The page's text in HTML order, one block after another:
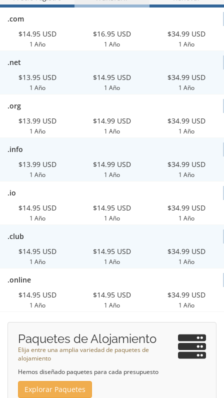
.com
$14.95 USD
1 Año
$16.95 USD
1 Año
$34.99 USD
1 Año
.net
$13.95 USD
1 Año
$14.95 USD
1 Año
$34.99 USD
1 Año
.org
$13.99 USD
1 Año
$14.99 USD
1 Año
$34.99 USD
1 Año
.info
$13.99 USD
1 Año
$14.99 USD
1 Año
$34.99 USD
1 Año
.io
$14.95 USD
1 Año
$14.95 USD
1 Año
$34.99 USD
1 Año
.club
$14.95 USD
1 Año
$14.95 USD
1 Año
$34.99 USD
1 Año
.online
$14.95 USD
1 Año
$14.95 USD
1 Año
$34.99 USD
1 Año
Paquetes de Alojamiento
Elija entre una amplia variedad de paquetes de
alojamiento
Hemos diseñado paquetes para cada presupuesto
Explorar Paquetes